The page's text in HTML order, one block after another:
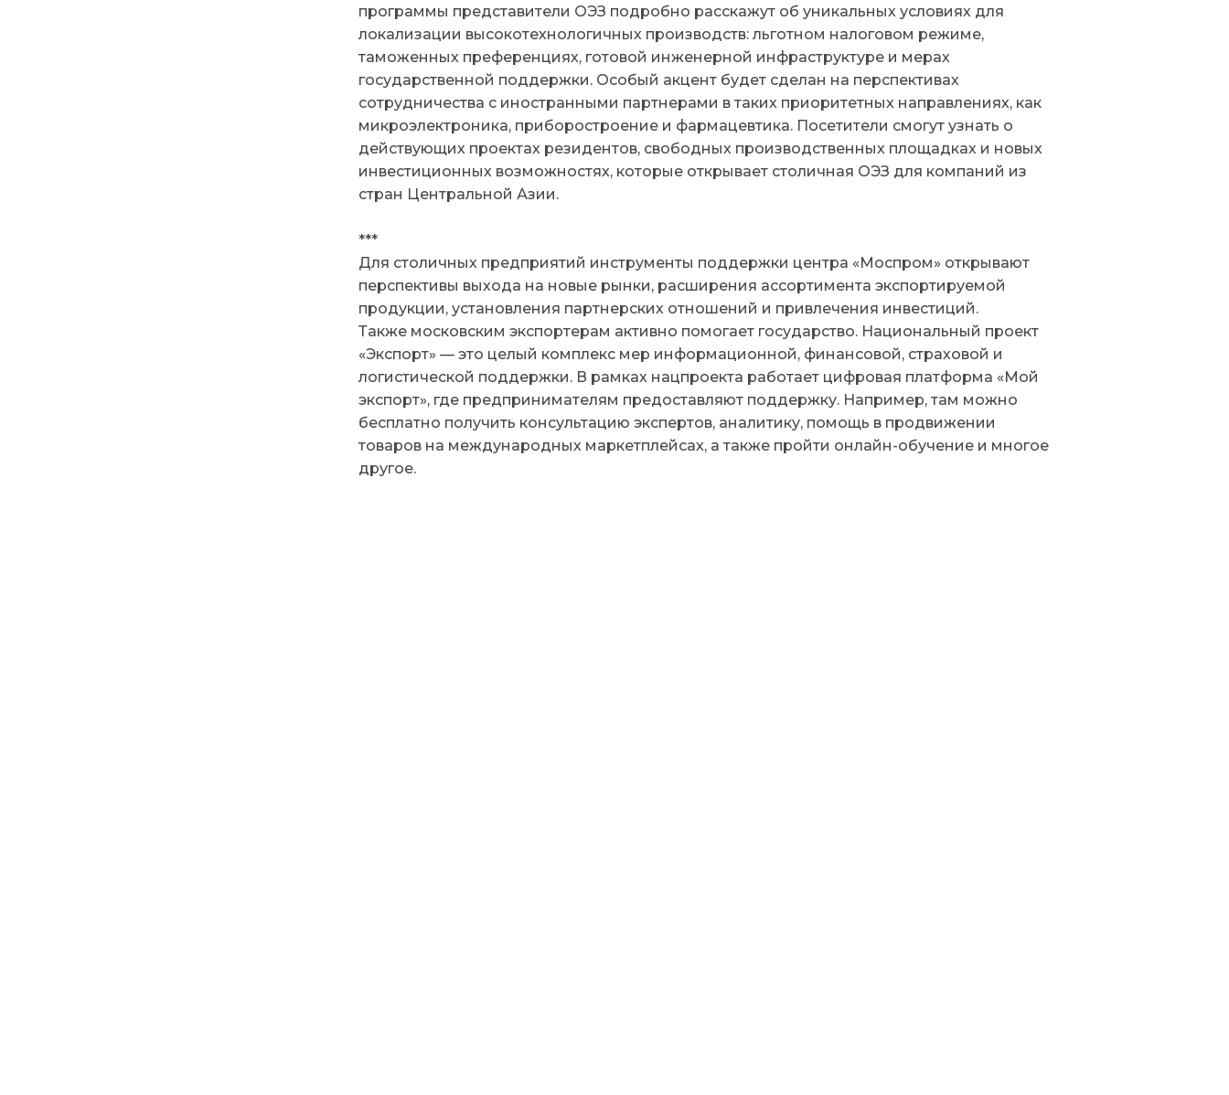
программы представители ОЭЗ подробно расскажут об уникальных условиях для
локализации высокотехнологичных производств: льготном налоговом режиме,
таможенных преференциях, готовой инженерной инфраструктуре и мерах
государственной поддержки. Особый акцент будет сделан на перспективах
сотрудничества с иностранными партнерами в таких приоритетных направлениях, как
микроэлектроника, приборостроение и фармацевтика. Посетители смогут узнать о
действующих проектах резидентов, свободных производственных площадках и новых
инвестиционных возможностях, которые открывает столичная ОЭЗ для компаний из
стран Центральной Азии.
***
Для столичных предприятий инструменты поддержки центра «Моспром» открывают
перспективы выхода на новые рынки, расширения ассортимента экспортируемой
продукции, установления партнерских отношений и привлечения инвестиций.
Также московским экспортерам активно помогает государство. Национальный проект
«Экспорт» — это целый комплекс мер информационной, финансовой, страховой и
логистической поддержки. В рамках нацпроекта работает цифровая платформа «Мой
экспорт», где предпринимателям предоставляют поддержку. Например, там можно
бесплатно получить консультацию экспертов, аналитику, помощь в продвижении
товаров на международных маркетплейсах, а также пройти онлайн-обучение и многое
другое.